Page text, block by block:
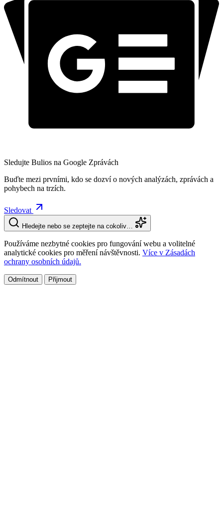
Sledujte Bulios na Google Zprávách
Buďte mezi prvními, kdo se dozví o nových analýzách, zprávách a
pohybech na trzích.
Sledovat
Hledejte nebo se zeptejte na cokoliv…
Používáme nezbytné cookies pro fungování webu a volitelné
analytické cookies pro měření návštěvnosti. Více v Zásadách
ochrany osobních údajů.
Odmítnout Přijmout